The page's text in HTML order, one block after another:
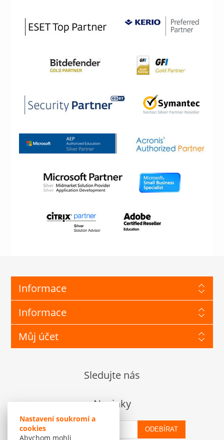
Nastavení soukromí a
cookies
Abychom mohli
Informace
Informace
Můj účet
Sledujte nás
Novinky
ODEBÍRAT